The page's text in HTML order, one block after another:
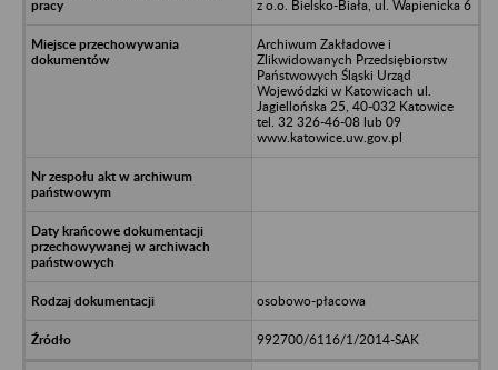
z o.o. Bielsko-Biała, ul. Wapienicka 6
Archiwum Zakładowe i
Zlikwidowanych Przedsiębiorstw
Państwowych Śląski Urząd
Wojewódzki w Katowicach ul.
Jagiellońska 25, 40-032 Katowice
tel. 32 326-46-08 lub 09
www.katowice.uw.gov.pl
osobowo-płacowa
992700/6116/1/2014-SAK